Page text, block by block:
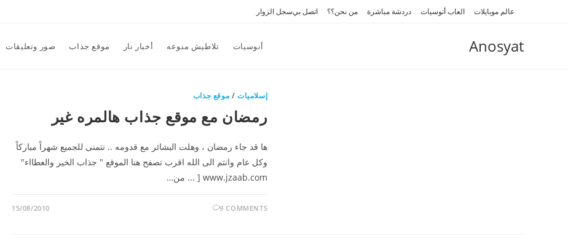
عالم موبايلات العاب أنوسيات دردشة مباشرة من نحن؟؟ اتصل بيسجل الزوار
Anosyat أنوسيات تلاطيش منوعه أخبار نار موقع جذاب صور وتعليقات
إسلاميات / موقع جذاب
رمضان مع موقع جذاب هالمره غير
ها قد جاء رمضان ، وهلت البشائر مع قدومه .. نتمنى للجميع شهراً مباركاً
وكل عام وانتم الى الله اقرب تصفح هنا الموقع " جذاب الخير والعطااء"
www.jzaab.com [ ... من…
9 COMMENTS
15/08/2010